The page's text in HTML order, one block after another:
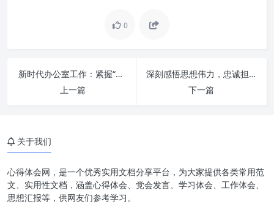
0
新时代办公室工作：紧握“三根针”，赋能组织高质量发展
上一篇
深刻感悟思想伟力，忠诚担当勇毅前行：开创时代新篇章
下一篇
思想之源：深刻理解习近平总书
记重要指示精神的内涵与意义
融会贯通：学习、感恩、奋进的
有机统一
关于我们
心得体会网，是一个优秀实用文档分享平台，为大家提供各类常用范
文、实用性文档，涵盖心得体会、党会发言、学习体会、工作体会、
思想汇报等，供网友们参考学习。